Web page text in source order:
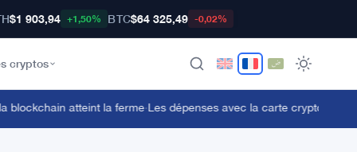
$1 903,94 +1,50% BTC$64 325,49 -0,02%
cryptos
atteint la ferme·Les dépenses avec la carte crypto de